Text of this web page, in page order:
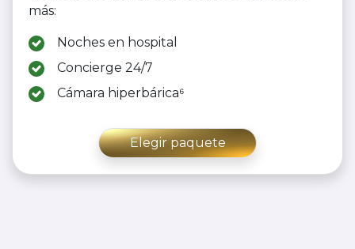
más:
Noches en hospital
Concierge 24/7
Cámara hiperbárica⁶
Elegir paquete